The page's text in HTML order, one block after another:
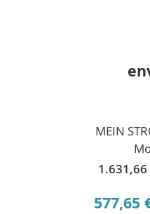
MEIN
1.631,66
577,65